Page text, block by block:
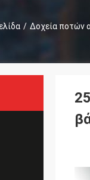
/ Δοχεία ποτών